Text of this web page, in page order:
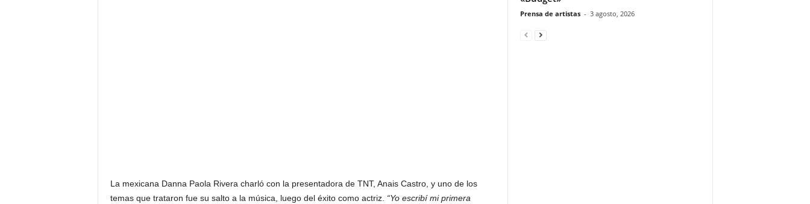
La mexicana Danna Paola Rivera charló con la presentadora de TNT, Anais Castro, y uno de los
temas que trataron fue su salto a la música, luego del éxito como actriz. “Yo escribí mi primera
Prensa de artistas - 3 agosto, 2026